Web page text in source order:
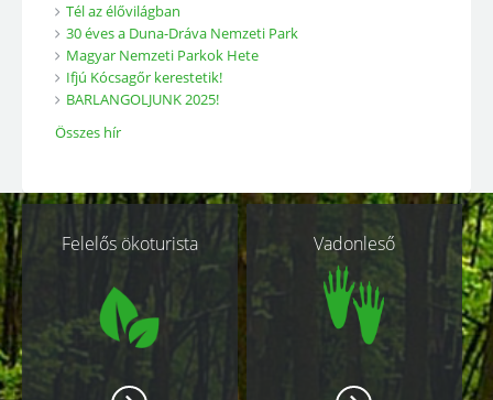
Tél az élővilágban
30 éves a Duna-Dráva Nemzeti Park
Magyar Nemzeti Parkok Hete
Ifjú Kócsagőr kerestetik!
BARLANGOLJUNK 2025!
Összes hír
Kapcsolódó
oldalakFelelős ökoturista Vadonleső